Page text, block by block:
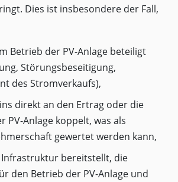
Dies ist insbesondere der Fall,
Betrieb der PV-Anlage beteiligt
Störungsbeseitigung,
des Stromverkaufs),
direkt an den Ertrag oder die
PV-Anlage koppelt, was als
gewertet werden kann,
Infrastruktur bereitstellt, die
den Betrieb der PV-Anlage und